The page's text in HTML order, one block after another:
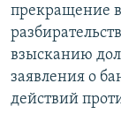
прекращение
взысканию
заявления о
действий